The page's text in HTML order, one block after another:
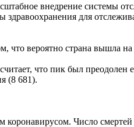
внедрение системы
для
что вероятно страна вышла
что пик был преодолен
(8 681).
Число смертей